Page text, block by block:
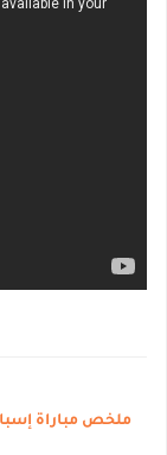
ملخص مباراة